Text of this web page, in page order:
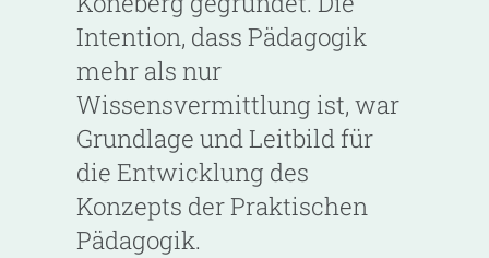
Intention, dass Pädagogik
mehr als nur
Wissensvermittlung ist, war
Grundlage und Leitbild für
die Entwicklung des
Konzepts der Praktischen
Pädagogik.